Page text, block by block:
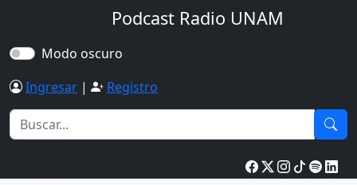
Podcast Radio UNAM
Modo oscuro
Ingresar | Registro